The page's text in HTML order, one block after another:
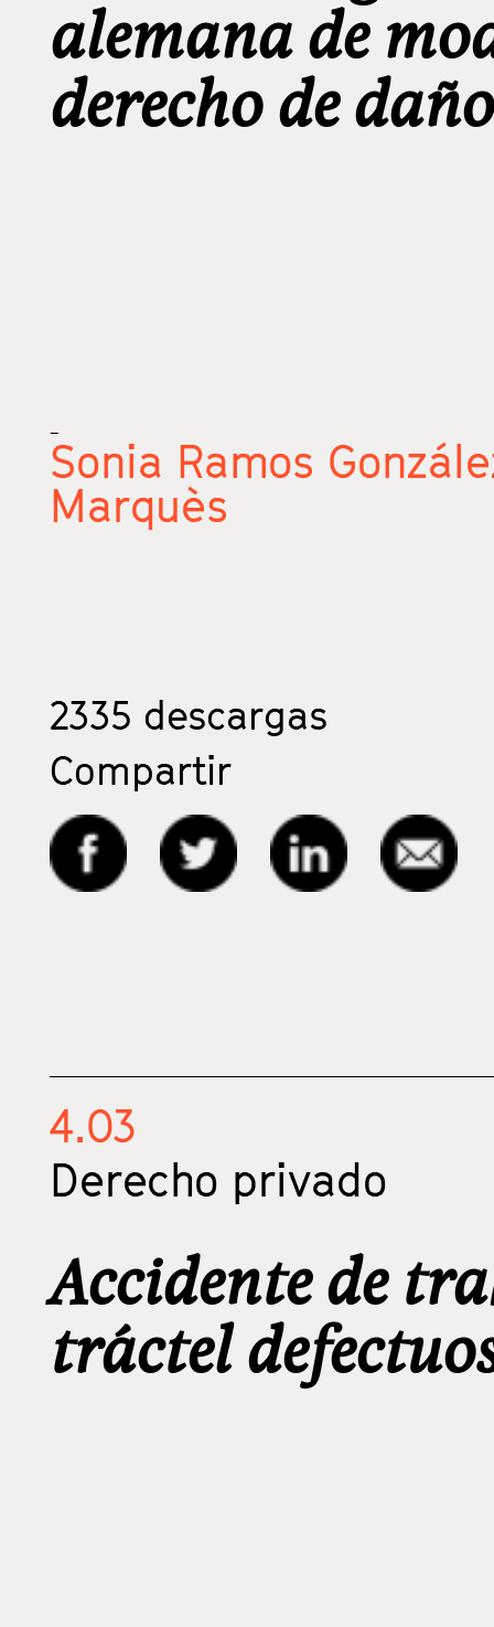
alemana de
derecho de
_
Sonia Ramos
Marquès
2335 descargas
Compartir
4.03
Derecho privado
Accidente de
tráctel